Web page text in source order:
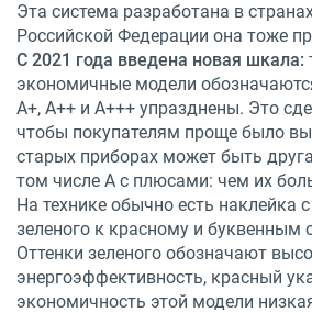
Эта система разработана в
Российской Федерации она тоже
С 2021 года введена новая шкала:
экономичные модели
A+, A++ и A+++ упразднены. Это
чтобы покупателям проще было
старых приборах может быть
том числе A с плюсами: чем их
На технике обычно есть наклейка
зеленого к красному и буквенным
Оттенки зеленого обозначают
энергоэффективность, красный
экономичность этой модели